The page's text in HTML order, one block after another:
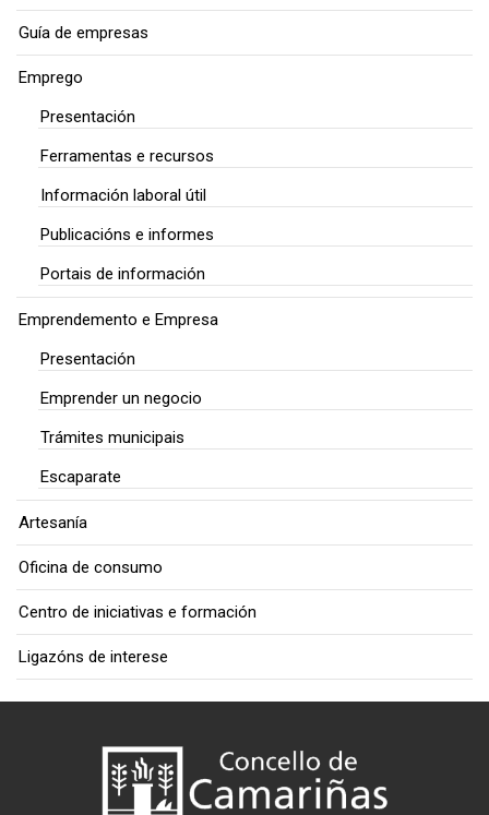
Guía de empresas
Emprego
Presentación
Ferramentas e recursos
Información laboral útil
Publicacións e informes
Portais de información
Emprendemento e Empresa
Presentación
Emprender un negocio
Trámites municipais
Escaparate
Artesanía
Oficina de consumo
Centro de iniciativas e formación
Ligazóns de interese